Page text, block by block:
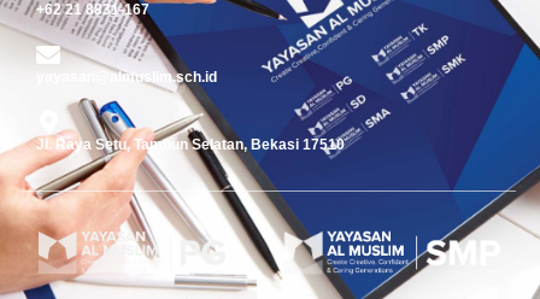
+62 21 8831-167
yayasan@almuslim.sch.id
Jl. Raya Setu, Tambun Selatan, Bekasi 17510